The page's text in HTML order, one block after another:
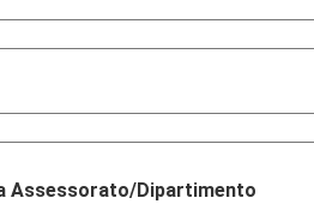
Assessorato/Dipartimento